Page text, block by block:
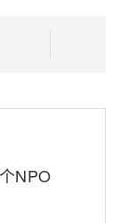
NPO